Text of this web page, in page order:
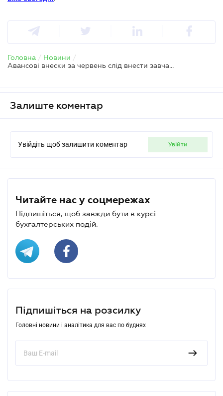
Головна / Новини /
Авансові внески за червень слід внести завчасно
Залиште коментар
Увійдіть щоб залишити коментар увійти
Читайте нас у соцмережах
Підпишіться, щоб завжди бути в курсі
бухгалтерських подій.
Підпишіться на розсилку
Головні новини і аналітика для вас по буднях